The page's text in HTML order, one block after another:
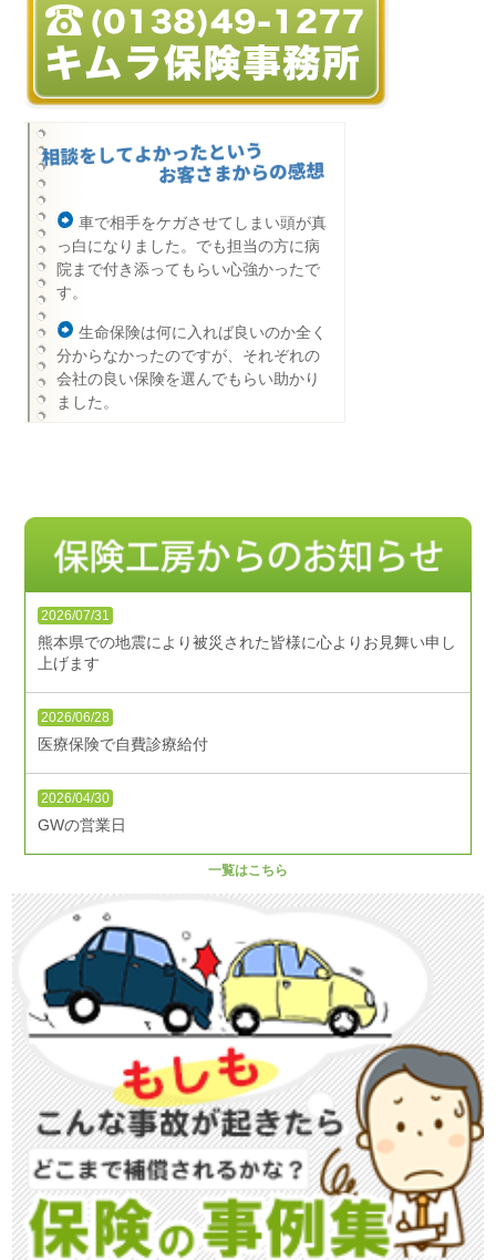
車で相手をケガさせてしまい頭が真
っ白になりました。でも担当の方に病
院まで付き添ってもらい心強かったで
す。
生命保険は何に入れば良いのか全く
分からなかったのですが、それぞれの
会社の良い保険を選んでもらい助かり
ました。
2026/07/31
熊本県での地震により被災された皆様に心よりお見舞い申し
上げます
2026/06/28
医療保険で自費診療給付
2026/04/30
GWの営業日
一覧はこちら